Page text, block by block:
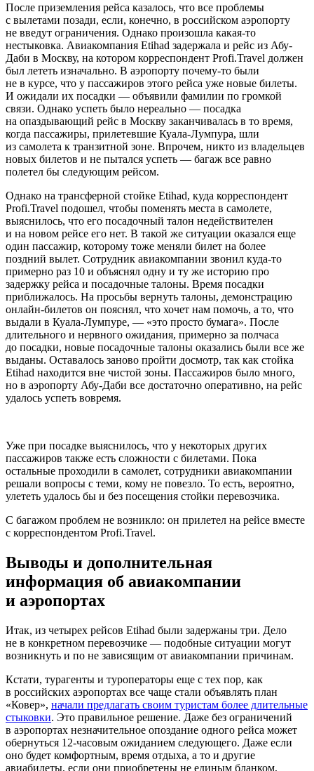
После приземления рейса казалось, что все проблемы
с вылетами позади, если, конечно, в российском аэропорту
не введут ограничения. Однако произошла какая-то
нестыковка. Авиакомпания Etihad задержала и рейс из Абу-
Даби в Москву, на котором корреспондент Profi.Travel должен
был лететь изначально. В аэропорту почему-то были
не в курсе, что у пассажиров этого рейса уже новые билеты.
И ожидали их посадки — объявили фамилии по громкой
связи. Однако успеть было нереально — посадка
на опаздывающий рейс в Москву заканчивалась в то время,
когда пассажиры, прилетевшие Куала-Лумпура, шли
из самолета к транзитной зоне. Впрочем, никто из владельцев
новых билетов и не пытался успеть — багаж все равно
полетел бы следующим рейсом.
Однако на трансферной стойке Etihad, куда корреспондент
Profi.Travel подошел, чтобы поменять места в самолете,
выяснилось, что его посадочный талон недействителен
и на новом рейсе его нет. В такой же ситуации оказался еще
один пассажир, которому тоже меняли билет на более
поздний вылет. Сотрудник авиакомпании звонил куда-то
примерно раз 10 и объяснял одну и ту же историю про
задержку рейса и посадочные талоны. Время посадки
приближалось. На просьбы вернуть талоны, демонстрацию
онлайн-билетов он пояснял, что хочет нам помочь, а то, что
выдали в Куала-Лумпуре, — «это просто бумага». После
длительного и нервного ожидания, примерно за полчаса
до посадки, новые посадочные талоны оказались были все же
выданы. Оставалось заново пройти досмотр, так как стойка
Etihad находится вне чистой зоны. Пассажиров было много,
но в аэропорту Абу-Даби все достаточно оперативно, на рейс
удалось успеть вовремя.
Уже при посадке выяснилось, что у некоторых других
пассажиров также есть сложности с билетами. Пока
остальные проходили в самолет, сотрудники авиакомпании
решали вопросы с теми, кому не повезло. То есть, вероятно,
улететь удалось бы и без посещения стойки перевозчика.
С багажом проблем не возникло: он прилетел на рейсе вместе
с корреспондентом Profi.Travel.
Выводы и дополнительная
информация об авиакомпании
и аэропортах
Итак, из четырех рейсов Etihad были задержаны три. Дело
не в конкретном перевозчике — подобные ситуации могут
возникнуть и по не зависящим от авиакомпании причинам.
Кстати, турагенты и туроператоры еще с тех пор, как
в российских аэропортах все чаще стали объявлять план
«Ковер», начали предлагать своим туристам более длительные
стыковки. Это правильное решение. Даже без ограничений
в аэропортах незначительное опоздание одного рейса может
обернуться 12-часовым ожиданием следующего. Даже если
оно будет комфортным, время отдыха, а то и другие
авиабилеты, если они приобретены не единым бланком,